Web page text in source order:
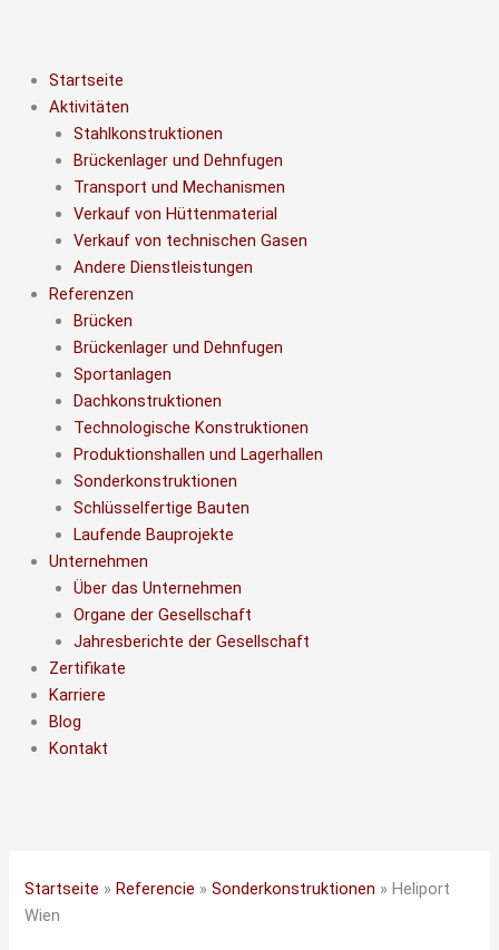
Startseite
Aktivitäten
Stahlkonstruktionen
Brückenlager und Dehnfugen
Transport und Mechanismen
Verkauf von Hüttenmaterial
Verkauf von technischen Gasen
Andere Dienstleistungen
Referenzen
Brücken
Brückenlager und Dehnfugen
Sportanlagen
Dachkonstruktionen
Technologische Konstruktionen
Produktionshallen und Lagerhallen
Sonderkonstruktionen
Schlüsselfertige Bauten
Laufende Bauprojekte
Unternehmen
Über das Unternehmen
Organe der Gesellschaft
Jahresberichte der Gesellschaft
Zertifikate
Karriere
Blog
Kontakt
Startseite »Referencie »Sonderkonstruktionen »Heliport
Wien